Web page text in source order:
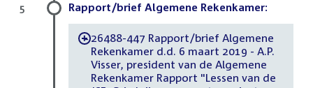
Rapport/brief Algemene Rekenkamer:
-26488-447 Rapport/brief Algemene
Rekenkamer d.d. 6 maart 2019 - A.P.
Visser, president van de Algemene
Rekenkamer Rapport "Lessen van de
5